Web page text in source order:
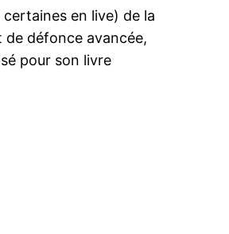
en live) de la
de défonce avancée,
pour son livre